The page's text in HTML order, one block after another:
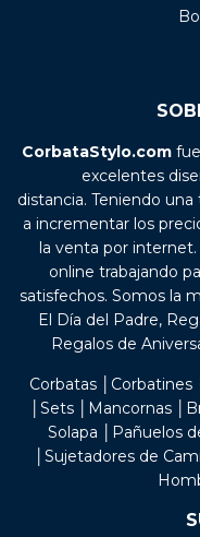
CorbataStylo.com
excelentes
distancia. Teniendo
a incrementar los
la venta por
online trabajando
satisfechos. Somos la
El Día del Padre,
Regalos de
Corbatas
│Sets │Mancornas
Solapa │Pañuelos
│Sujetadores de